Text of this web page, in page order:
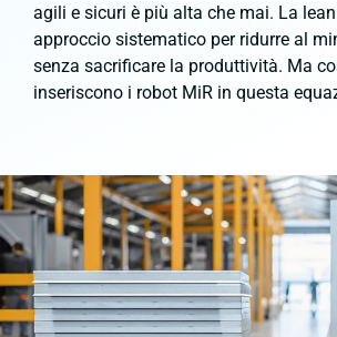
agili e sicuri è più alta che mai. La
approccio sistematico per ridurre al
senza sacrificare la produttività. Ma
inseriscono i robot MiR in questa